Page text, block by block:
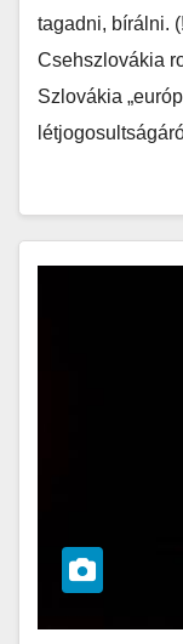
tagadni, bírálni.
Csehszlovákia
Szlovákia